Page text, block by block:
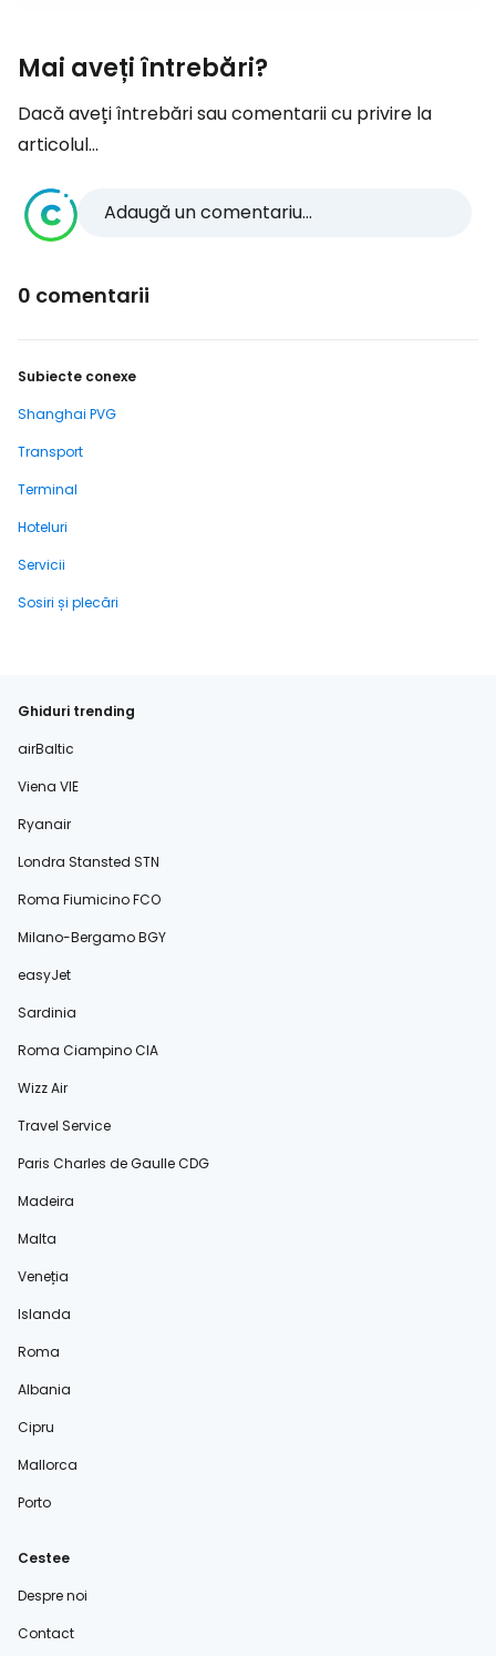
Mai aveți întrebări?
Dacă aveți întrebări sau comentarii cu privire la
articolul...
Adaugă un comentariu...
0 comentarii
Subiecte conexe
Shanghai PVG
Transport
Terminal
Hoteluri
Servicii
Sosiri și plecări
Ghiduri trending
airBaltic
Viena VIE
Ryanair
Londra Stansted STN
Roma Fiumicino FCO
Milano-Bergamo BGY
easyJet
Sardinia
Roma Ciampino CIA
Wizz Air
Travel Service
Paris Charles de Gaulle CDG
Madeira
Malta
Veneția
Islanda
Roma
Albania
Cipru
Mallorca
Porto
Cestee
Despre noi
Contact